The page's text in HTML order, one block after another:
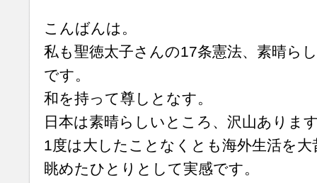
こんばんは。
私も聖徳太子さんの17条憲法、素晴ら
です。
和を持って尊しとなす。
日本は素晴らしいところ、沢山ありま
1度は大したことなくとも海外生活を
眺めたひとりとして実感です。